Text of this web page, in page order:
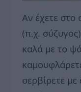
Αν έχετε στο
(π.χ.
καλά με το
σερβίρετε